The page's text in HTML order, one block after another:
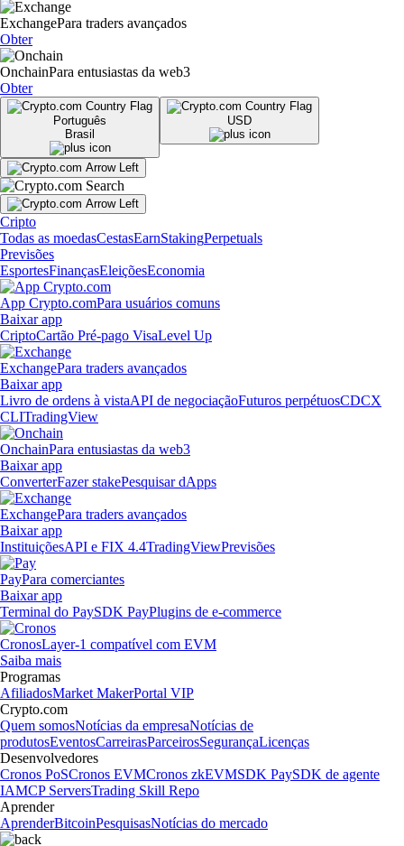
ExchangePara traders avançados
Obter
OnchainPara entusiastas da web3
Obter
Português
Brasil
USD
Cripto
Todas as moedasCestasEarnStakingPerpetuals
Previsões
EsportesFinançasEleiçõesEconomia
App Crypto.comPara usuários comuns
Baixar app
CriptoCartão Pré-pago VisaLevel Up
ExchangePara traders avançados
Baixar app
Livro de ordens à vistaAPI de negociaçãoFuturos perpétuosCDCX
CLITradingView
OnchainPara entusiastas da web3
Baixar app
ConverterFazer stakePesquisar dApps
ExchangePara traders avançados
Baixar app
InstituiçõesAPI e FIX 4.4TradingViewPrevisões
PayPara comerciantes
Baixar app
Terminal do PaySDK PayPlugins de e-commerce
CronosLayer-1 compatível com EVM
Saiba mais
Programas
AfiliadosMarket MakerPortal VIP
Crypto.com
Quem somosNotícias da empresaNotícias de
produtosEventosCarreirasParceirosSegurançaLicenças
Desenvolvedores
Cronos PoSCronos EVMCronos zkEVMSDK PaySDK de agente
IAMCP ServersTrading Skill Repo
Aprender
AprenderBitcoinPesquisasNotícias do mercado